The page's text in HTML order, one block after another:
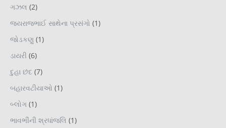
ગઝલ (2)
જયરાજભાઈ સાથેના પ્રસંગો (1)
જોડકણુ (1)
ડાયરી (6)
દુહા છંદ (7)
બહારવટીયાઓ (1)
બ્લોગ (1)
ભાવભીંની શ્રધાંજલિ (1)